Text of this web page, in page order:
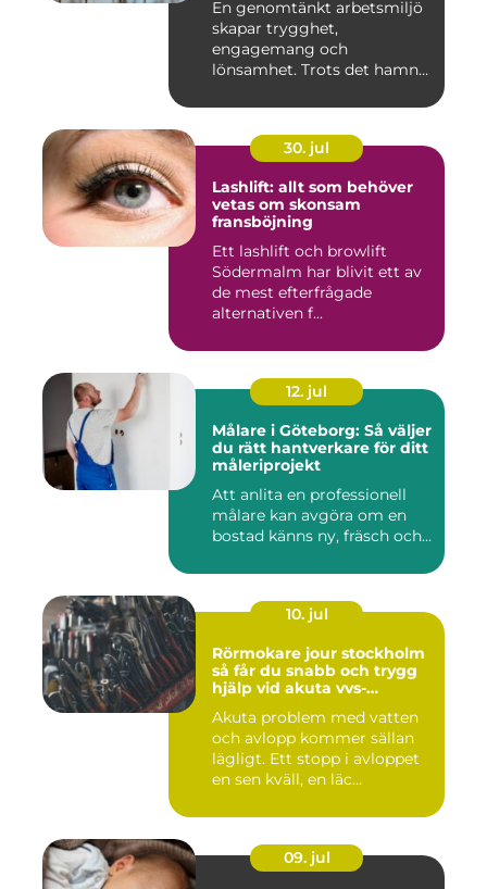
En genomtänkt arbetsmiljö
skapar trygghet,
engagemang och
lönsamhet. Trots det hamnar
30. jul
Lashlift: allt som behöver
vetas om skonsam
fransböjning
Ett lashlift och browlift
Södermalm har blivit ett av
de mest efterfrågade
alternativen f...
12. jul
Målare i Göteborg: Så väljer
du rätt hantverkare för ditt
måleriprojekt
Att anlita en professionell
målare kan avgöra om en
bostad känns ny, fräsch och...
10. jul
Rörmokare jour stockholm
så får du snabb och trygg
hjälp vid akuta vvs-
Akuta problem med vatten
och avlopp kommer sällan
lägligt. Ett stopp i avloppet
en sen kväll, en läc...
09. jul